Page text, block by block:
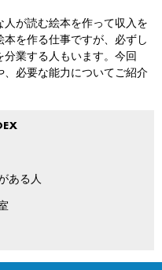
が読む絵本を作って収入を
を作る仕事ですが、必ずし
業する人もいます。今回
、必要な能力についてご紹介
ある人